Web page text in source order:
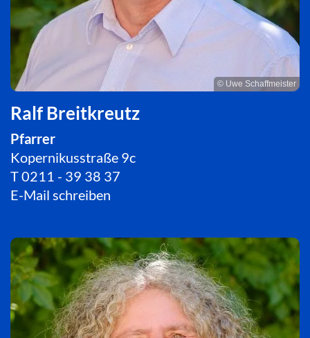
© Uwe Schaffmeister
Ralf Breitkreutz
Pfarrer
Kopernikusstraße 9c
T0211 - 39 38 37
E-Mail schreiben